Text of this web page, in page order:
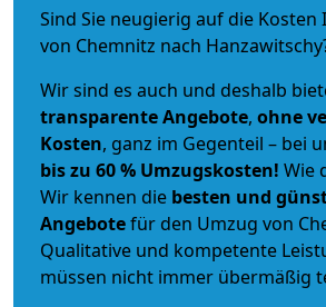
Sind Sie neugierig auf die Kosten
von Chemnitz nach
Wir sind es auch und deshalb
transparente Angebote, ohne
Kosten, ganz im Gegenteil – bei
bis zu 60 % Umzugskosten! Wie
Wir kennen die besten und
Angebotefür den Umzug von
Qualitative und kompetente
müssen nicht immer übermäßig